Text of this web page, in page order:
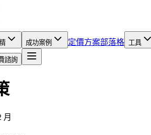
成功案例 定價方案部落格 工具
諮詢
月